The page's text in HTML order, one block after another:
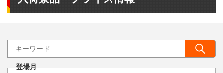
登場月